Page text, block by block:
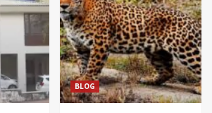
BLOG